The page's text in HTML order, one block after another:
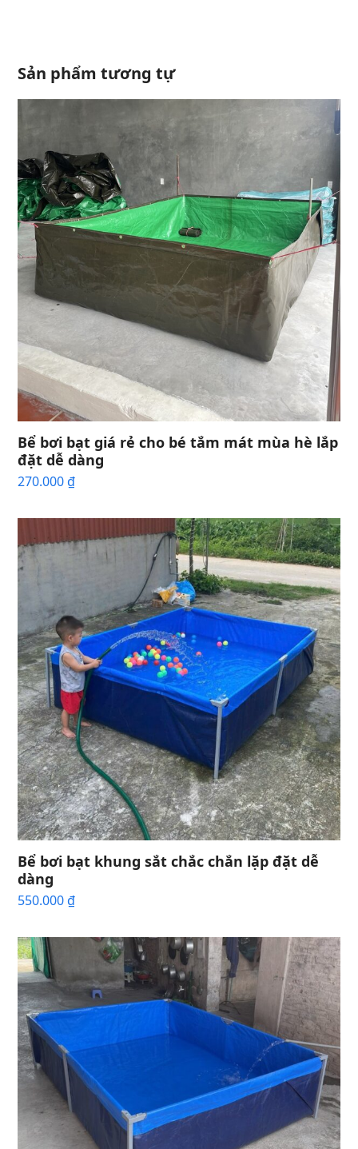
Sản phẩm tương tự
Bể bơi bạt giá rẻ cho bé tắm mát mùa hè lắp
đặt dễ dàng
270.000₫
Bể bơi bạt khung sắt chắc chắn lặp đặt dễ
dàng
550.000₫